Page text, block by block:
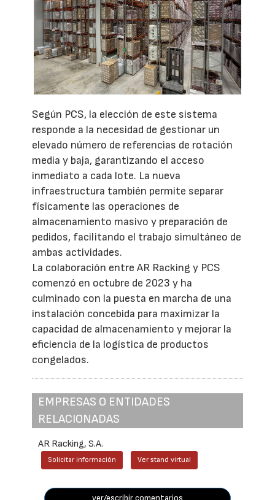
Según PCS, la elección de este sistema
responde a la necesidad de gestionar un
elevado número de referencias de rotación
media y baja, garantizando el acceso
inmediato a cada lote. La nueva
infraestructura también permite separar
físicamente las operaciones de
almacenamiento masivo y preparación de
pedidos, facilitando el trabajo simultáneo de
ambas actividades.
La colaboración entre AR Racking y PCS
comenzó en octubre de 2023 y ha
culminado con la puesta en marcha de una
instalación concebida para maximizar la
capacidad de almacenamiento y mejorar la
eficiencia de la logística de productos
congelados.
EMPRESAS O ENTIDADES
RELACIONADAS
AR Racking, S.A.
Solicitar información Ver stand virtual